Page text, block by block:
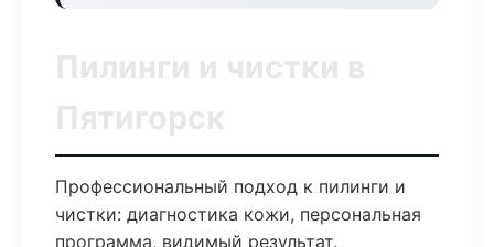
Пилинги и чистки в
Пятигорск
Профессиональный подход к пилинги и
чистки: диагностика кожи, персональная
программа, видимый результат.